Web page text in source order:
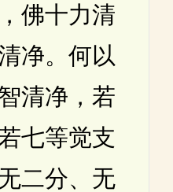
佛十力清
净。何以
清净，若
七等觉支
二分、无